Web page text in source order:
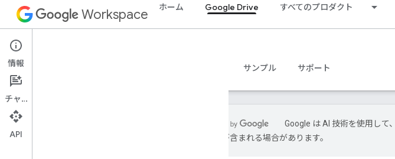
Workspace ホーム Google Drive すべてのプロダクト
Google Drive
概要 サンプル サポート
Google は AI 技術を使用して
は誤りが含まれる場合があります。
情報
チャット
API